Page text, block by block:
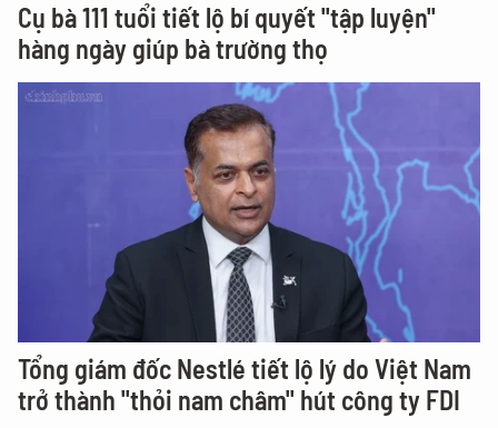
Cụ bà 111 tuổi tiết lộ bí quyết "tập luyện"
hàng ngày giúp bà trường thọ
Tổng giám đốc Nestlé tiết lộ lý do Việt Nam
trở thành "thỏi nam châm" hút công ty FDI